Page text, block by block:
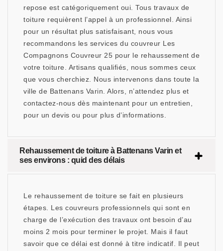
repose est catégoriquement oui. Tous travaux de
toiture requièrent l’appel à un professionnel. Ainsi
pour un résultat plus satisfaisant, nous vous
recommandons les services du couvreur Les
Compagnons Couvreur 25 pour le rehaussement de
votre toiture. Artisans qualifiés, nous sommes ceux
que vous cherchiez. Nous intervenons dans toute la
ville de Battenans Varin. Alors, n’attendez plus et
contactez-nous dès maintenant pour un entretien,
pour un devis ou pour plus d’informations.
Rehaussement de toiture à Battenans Varin et
ses environs : quid des délais
Le rehaussement de toiture se fait en plusieurs
étapes. Les couvreurs professionnels qui sont en
charge de l’exécution des travaux ont besoin d’au
moins 2 mois pour terminer le projet. Mais il faut
savoir que ce délai est donné à titre indicatif. Il peut